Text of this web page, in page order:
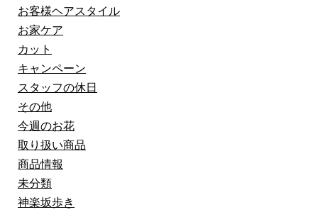
お客様ヘアスタイル
お家ケア
カット
キャンペーン
スタッフの休日
その他
今週のお花
取り扱い商品
商品情報
未分類
神楽坂歩き